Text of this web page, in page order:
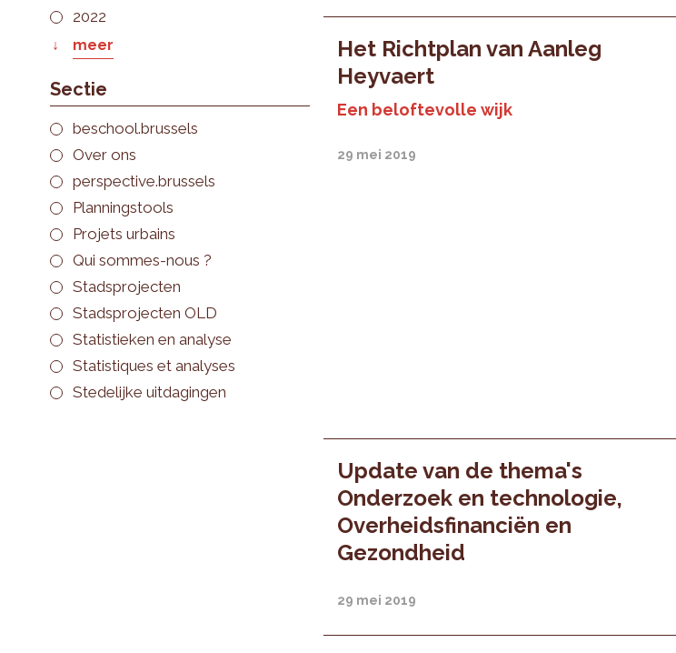
2022
meer
Sectie
beschool.brussels
Over ons
perspective.brussels
Planningstools
Projets urbains
Qui sommes-nous ?
Stadsprojecten
Stadsprojecten OLD
Statistieken en analyse
Statistiques et analyses
Stedelijke uitdagingen
Het Richtplan van Aanleg
Heyvaert
Een beloftevolle wijk
29 mei 2019
Update van de thema's
Onderzoek en technologie,
Overheidsfinanciën en
Gezondheid
29 mei 2019